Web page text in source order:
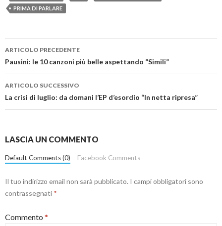
PRIMA DI PARLARE
Navigazione
articolo
ARTICOLO PRECEDENTE
Pausini: le 10 canzoni più belle aspettando “Simili”
ARTICOLO SUCCESSIVO
La crisi di luglio: da domani l’EP d’esordio “In netta ripresa”
LASCIA UN COMMENTO
Default Comments (0) Facebook Comments
Il tuo indirizzo email non sarà pubblicato. I campi obbligatori sono
contrassegnati *
Commento *